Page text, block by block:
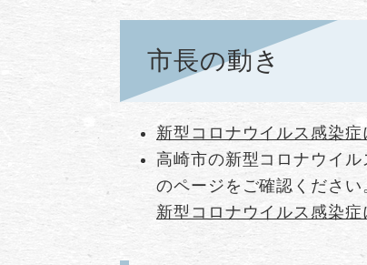
市長の動き
新型コロナウイルス感染症
高崎市の新型コロナウイ
のページをご確認ください
新型コロナウイルス感染症